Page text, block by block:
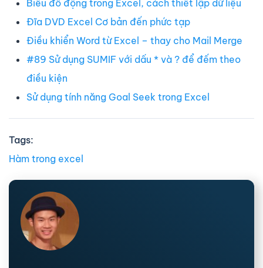
Biểu đồ động trong Excel, cách thiết lập dữ liệu
Đĩa DVD Excel Cơ bản đến phức tạp
Điều khiển Word từ Excel – thay cho Mail Merge
#89 Sử dụng SUMIF với dấu * và ? để đếm theo
điều kiện
Sử dụng tính năng Goal Seek trong Excel
Tags:
Hàm trong excel